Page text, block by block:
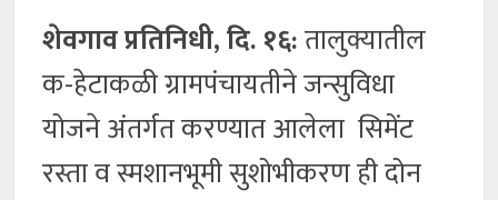
शेवगाव प्रतिनिधी, दि. १६:तालुक्यातील
क-हेटाकळी ग्रामपंचायतीने जन्सुविधा
योजने अंतर्गत करण्यात आलेला सिमेंट
रस्ता व स्मशानभूमी सुशोभीकरण ही दोन